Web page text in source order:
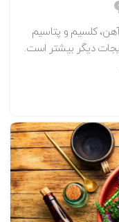
کلسیم و پتاسیم
دیگر بیشتر است.